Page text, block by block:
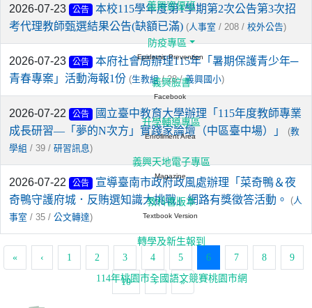
2026-07-23 公告
本校115學年度第1學期第2次公告第3次招
考代理教師甄選結果公告(缺額已滿) (人事室 / 208 / 校外公告)
2026-07-23 公告
本府社會局辦理115年「暑期保護青少年─
青春專案」活動海報1份 (生教組/ 28 /義興國小)
2026-07-22 公告
國立臺中教育大學辦理「115年度教師專業
成長研習—「夢的N次方」實踐家論壇（中區臺中場）」
(教
學組 / 39 / 研習訊息)
2026-07-22 公告
宣導臺南市政府政風處辦理「菜奇鴨＆夜
奇鴨守護府城．反賄選知識大挑戰」網路有獎徵答活動。
(人
事室 / 35 / 公文轉達)
« ‹ 1 2 3 4 5 6(current)
7 8 9
10 › »
義興資優班
防疫專區
Epidemic Prevention
義興臉書
Facebook
升學輔導專區
Enrollment Area
義興天地電子專區
Magazine
教科書版本
Textbook Version
轉學及新生報到
114年桃園市全國語文競賽桃園市網